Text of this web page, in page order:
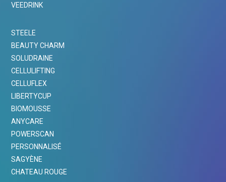
VEEDRINK
STEELE
BEAUTY CHARM
SOLUDRAINE
CELLULIFTING
CELLUFLEX
LIBERTYCUP
BIOMOUSSE
ANYCARE
POWERSCAN
PERSONNALISÉ
SAGYÈNE
CHATEAU ROUGE